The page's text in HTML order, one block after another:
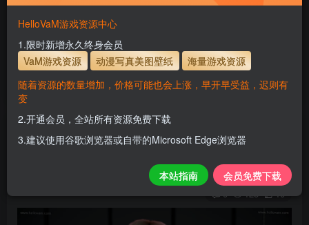
永久至尊会员终生有效
会员免费下载资源
主流网盘——高速下载
支付页面打不开或支付后不跳转请联系QQ：3317425885
使用方法
解压后，放进文件夹AddonPackages即可，更多请看本
站教程
解压密码
www.hellovam.com
BF_F3A
关注 私信
0 125 10
HelloVaM游戏资源中心
1.限时新增永久终身会员
VaM游戏资源
动漫写真美图壁纸
海量游戏资源
随着资源的数量增加，价格可能也会上涨，早开早受益，迟则有
变
2.开通会员，全站所有资源免费下载
3.建议使用谷歌浏览器或自带的Microsoft Edge浏览器
本站指南 会员免费下载